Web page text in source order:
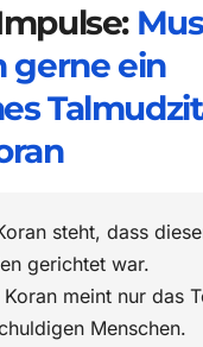
gerne ein
steht, dass
gerichtet war.
Koran meint nur das
Menschen.